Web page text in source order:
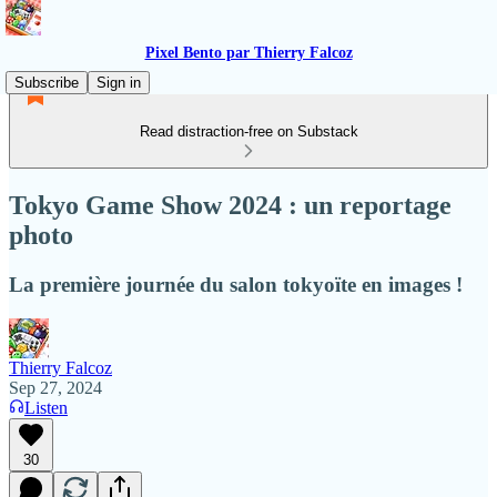
Pixel Bento par Thierry Falcoz
Subscribe
Sign in
Read distraction-free on Substack
Tokyo Game Show 2024 : un reportage
photo
La première journée du salon tokyoïte en images !
Thierry Falcoz
Sep 27, 2024
Listen
30